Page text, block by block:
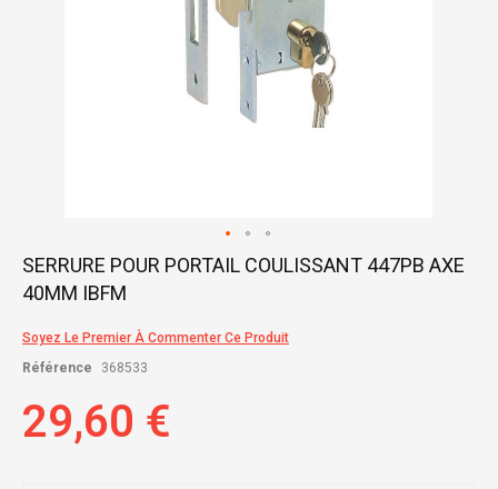
Skip
the
of
images
SERRURE POUR PORTAIL COULISSANT 447PB AXE
40MM IBFM
Soyez Le Premier À Commenter Ce Produit
Référence
368533
29,60 €